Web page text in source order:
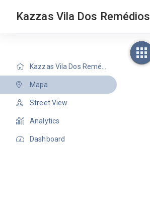
Kazzas Vila Dos Remédios
Kazzas Vila Dos Remédios
Mapa
Street View
Analytics
Dashboard